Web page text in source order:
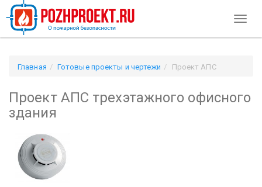
Главная Готовые проекты и чертежи
Проект АПС
Проект АПС трехэтажного офисного
здания